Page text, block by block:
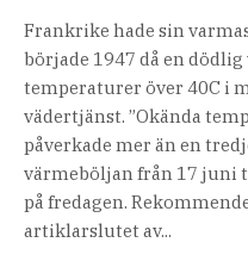
Frankrike hade sin
började 1947 då en
temperaturer över 40C i
vädertjänst. ”Okända
påverkade mer än en
värmeböljan från 17 juni
på fredagen.
artiklarslutet av...